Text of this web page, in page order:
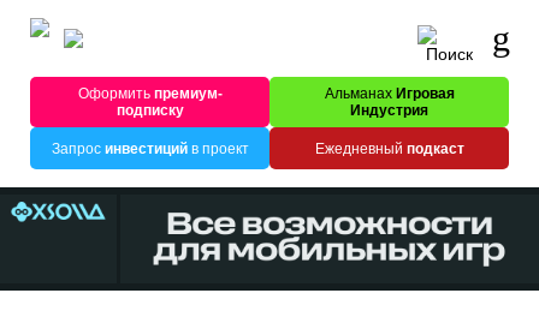
Оформитьпремиум-
подписку
Альманах Игровая
Индустрия
Запрос инвестицийв проект Ежедневный подкаст